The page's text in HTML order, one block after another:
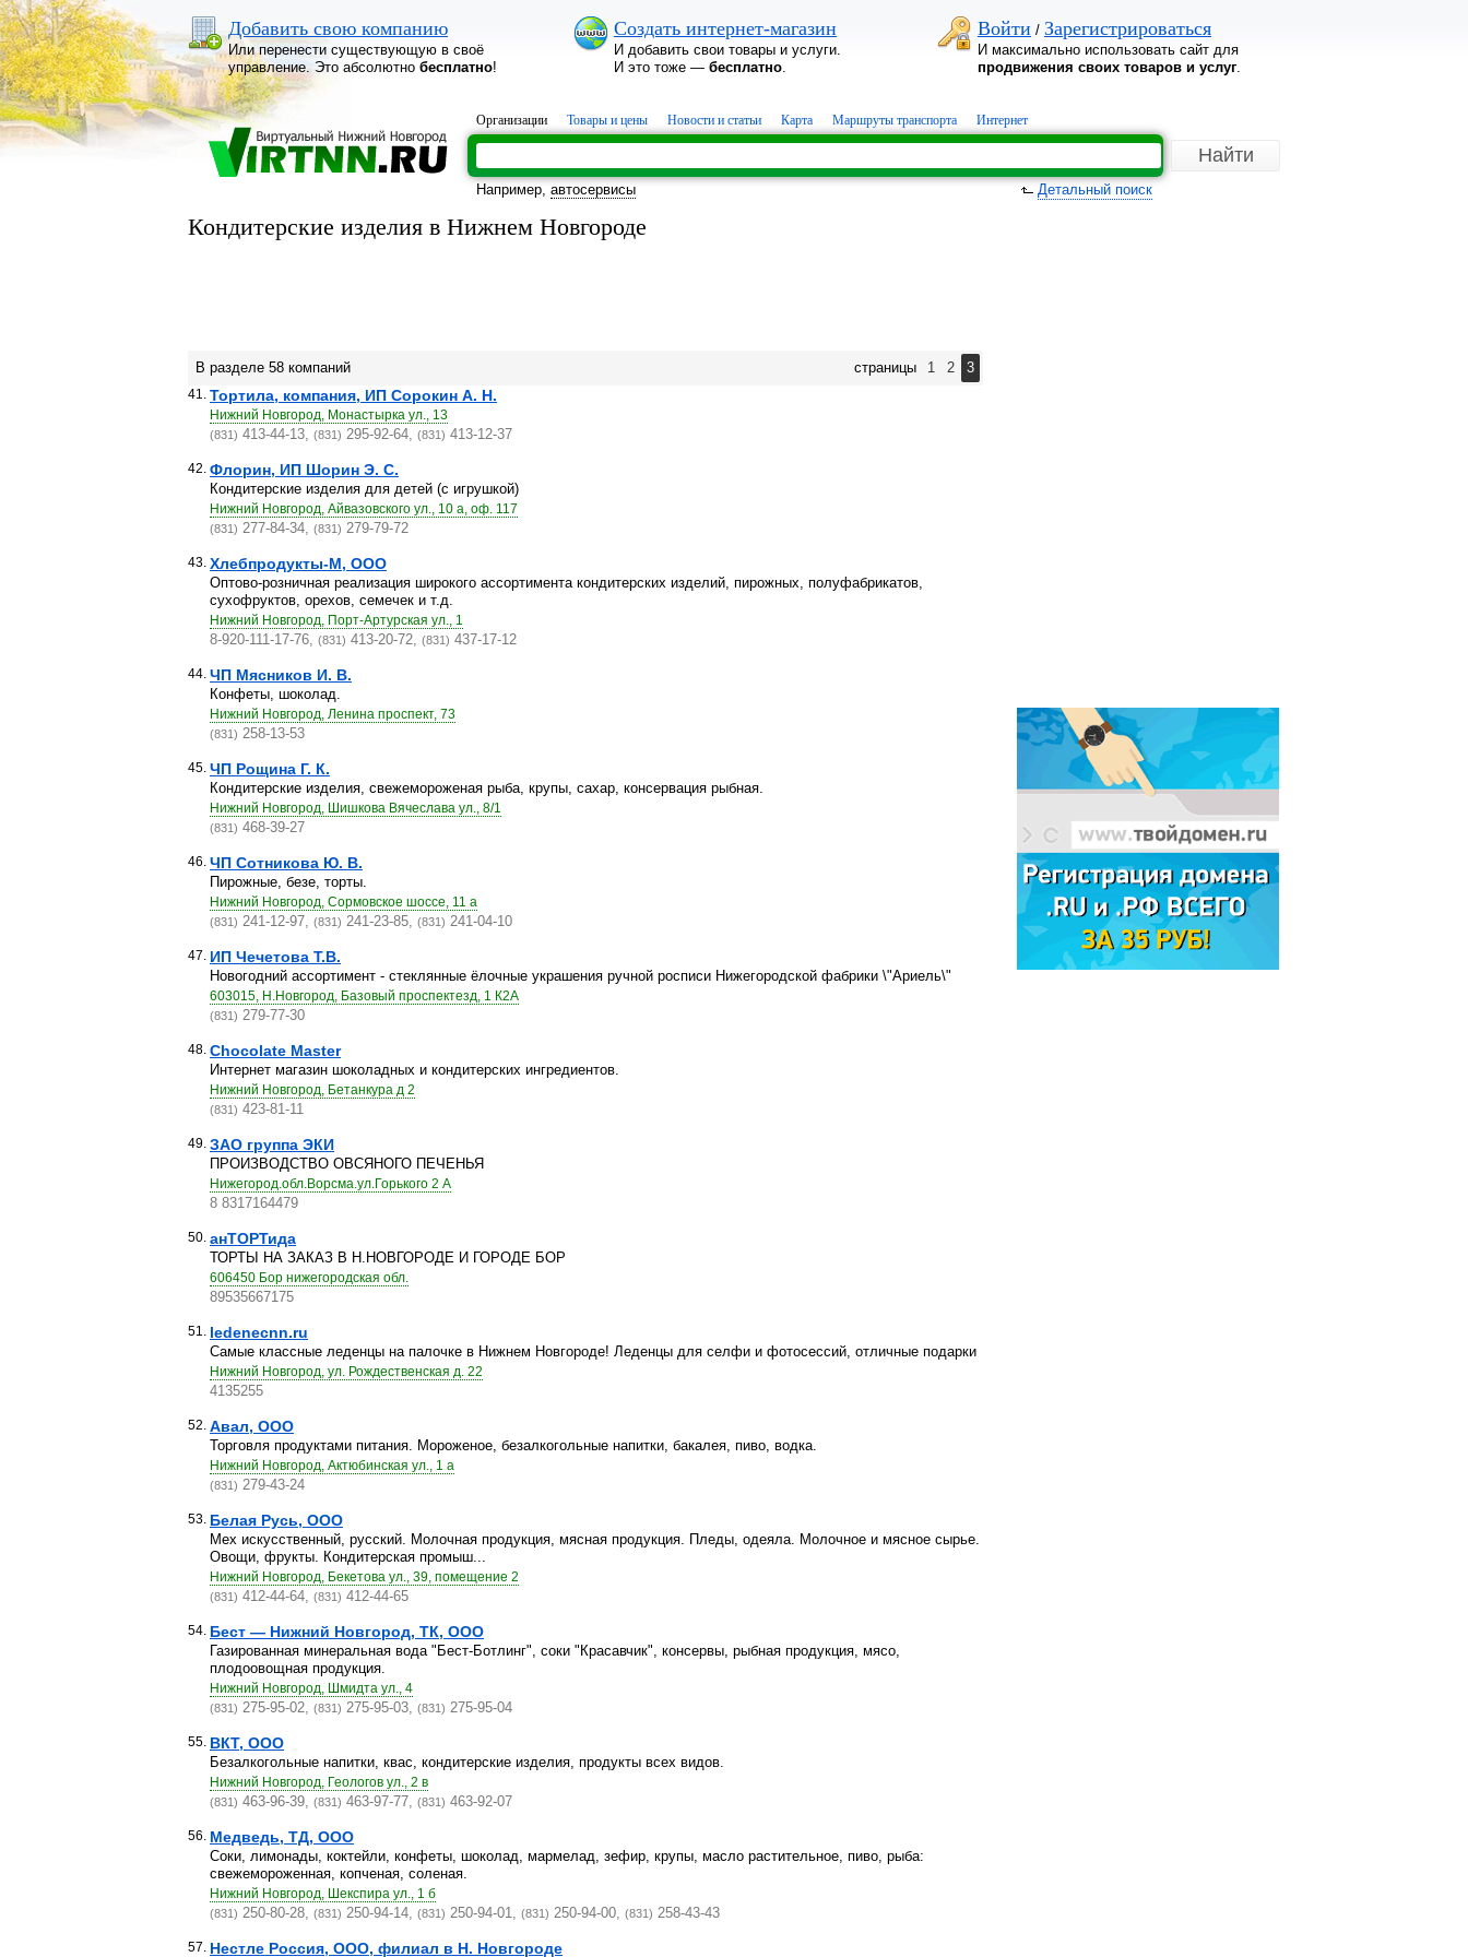
Добавить свою компанию
Или перенести существующую в своё
управление. Это абсолютно бесплатно!
Создать интернет-магазин
И добавить свои товары и услуги.
И это тоже — бесплатно.
Войти / Зарегистрироваться
И максимально использовать сайт для
продвижения своих товаров и услуг.
Организации Товары и цены Новости и статьи Карта Маршруты транспорта Интернет
Например, автосервисы Детальный поиск
Кондитерские изделия в Нижнем Новгороде
В разделе 58 компаний страницы 1 2 3
41. Тортила, компания, ИП Сорокин А. Н.
Нижний Новгород, Монастырка ул., 13
(831) 413-44-13, (831) 295-92-64, (831) 413-12-37
42. Флорин, ИП Шорин Э. С.
Кондитерские изделия для детей (с игрушкой)
Нижний Новгород, Айвазовского ул., 10 а, оф. 117
(831) 277-84-34, (831) 279-79-72
43. Хлебпродукты-М, ООО
Оптово-розничная реализация широкого ассортимента кондитерских изделий, пирожных, полуфабрикатов,
сухофруктов, орехов, семечек и т.д.
Нижний Новгород, Порт-Артурская ул., 1
8-920-111-17-76, (831) 413-20-72, (831) 437-17-12
44. ЧП Мясников И. В.
Конфеты, шоколад.
Нижний Новгород, Ленина проспект, 73
(831) 258-13-53
45. ЧП Рощина Г. К.
Кондитерские изделия, свежемороженая рыба, крупы, сахар, консервация рыбная.
Нижний Новгород, Шишкова Вячеслава ул., 8/1
(831) 468-39-27
46. ЧП Сотникова Ю. В.
Пирожные, безе, торты.
Нижний Новгород, Сормовское шоссе, 11 а
(831) 241-12-97, (831) 241-23-85, (831) 241-04-10
47. ИП Чечетова Т.В.
Новогодний ассортимент - стеклянные ёлочные украшения ручной росписи Нижегородской фабрики \"Ариель\"
603015, Н.Новгород, Базовый проспектезд, 1 К2А
(831) 279-77-30
48. Chocolate Master
Интернет магазин шоколадных и кондитерских ингредиентов.
Нижний Новгород, Бетанкура д 2
(831) 423-81-11
49. ЗАО группа ЭКИ
ПРОИЗВОДСТВО ОВСЯНОГО ПЕЧЕНЬЯ
Нижегород.обл.Ворсма.ул.Горького 2 А
8 8317164479
50. анТОРТида
ТОРТЫ НА ЗАКАЗ В Н.НОВГОРОДЕ И ГОРОДЕ БОР
606450 Бор нижегородская обл.
89535667175
51. ledenecnn.ru
Самые классные леденцы на палочке в Нижнем Новгороде! Леденцы для селфи и фотосессий, отличные подарки
Нижний Новгород, ул. Рождественская д. 22
4135255
52. Авал, ООО
Торговля продуктами питания. Мороженое, безалкогольные напитки, бакалея, пиво, водка.
Нижний Новгород, Актюбинская ул., 1 а
(831) 279-43-24
53. Белая Русь, ООО
Мех искусственный, русский. Молочная продукция, мясная продукция. Пледы, одеяла. Молочное и мясное сырье.
Овощи, фрукты. Кондитерская промыш...
Нижний Новгород, Бекетова ул., 39, помещение 2
(831) 412-44-64, (831) 412-44-65
54. Бест — Нижний Новгород, ТК, ООО
Газированная минеральная вода "Бест-Ботлинг", соки "Красавчик", консервы, рыбная продукция, мясо,
плодоовощная продукция.
Нижний Новгород, Шмидта ул., 4
(831) 275-95-02, (831) 275-95-03, (831) 275-95-04
55. ВКТ, ООО
Безалкогольные напитки, квас, кондитерские изделия, продукты всех видов.
Нижний Новгород, Геологов ул., 2 в
(831) 463-96-39, (831) 463-97-77, (831) 463-92-07
56. Медведь, ТД, ООО
Соки, лимонады, коктейли, конфеты, шоколад, мармелад, зефир, крупы, масло растительное, пиво, рыба:
свежемороженная, копченая, соленая.
Нижний Новгород, Шекспира ул., 1 б
(831) 250-80-28, (831) 250-94-14, (831) 250-94-01, (831) 250-94-00, (831) 258-43-43
57. Нестле Россия, ООО, филиал в Н. Новгороде